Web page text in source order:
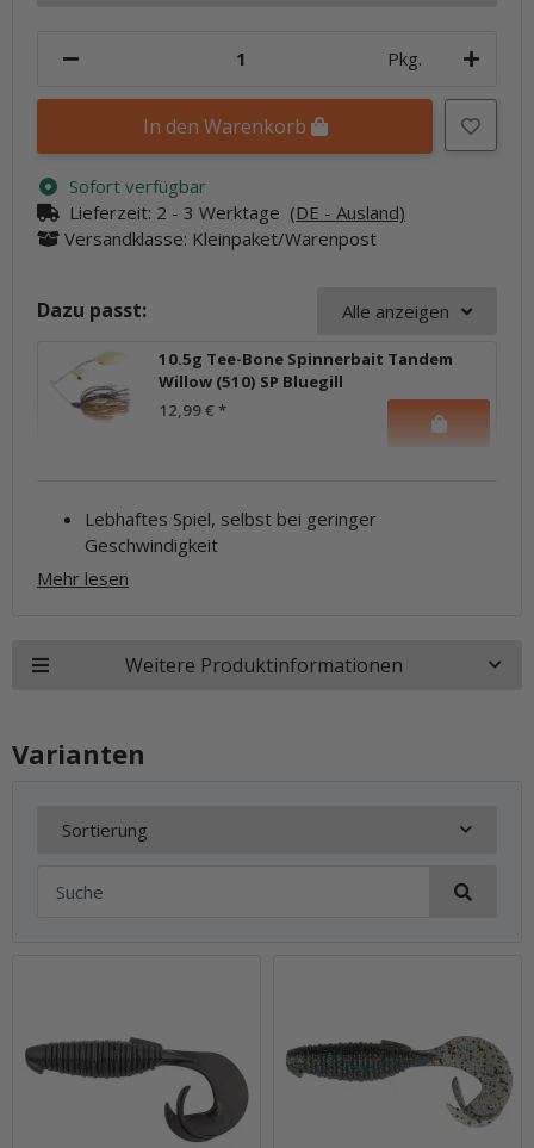
Pkg.
In den Warenkorb
Sofort verfügbar
Lieferzeit: 2 - 3 Werktage (DE - Ausland)
Versandklasse: Kleinpaket/Warenpost
Dazu passt: Alle anzeigen
10.5g Tee-Bone Spinnerbait Tandem
Willow (510) SP Bluegill
12,99 € *
Lebhaftes Spiel, selbst bei geringer
Geschwindigkeit
Mehr lesen
Weitere Produktinformationen
Varianten
Sortierung